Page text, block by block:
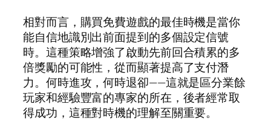
相對而言，購買免費遊戲的最佳時機是當你
能自信地識別出前面提到的多個設定信號
時。這種策略增強了啟動先前回合積累的多
倍獎勵的可能性，從而顯著提高了支付潛
力。何時進攻，何時退卻——這就是區分業餘
玩家和經驗豐富的專家的所在，後者經常取
得成功，這種對時機的理解至關重要。